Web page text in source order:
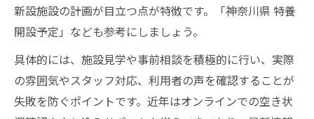
新設施設の計画が目立つ点が特徴です。「神奈川県 特養
開設予定」なども参考にしましょう。
具体的には、施設見学や事前相談を積極的に行い、実際
の雰囲気やスタッフ対応、利用者の声を確認することが
失敗を防ぐポイントです。近年はオンラインでの空き状